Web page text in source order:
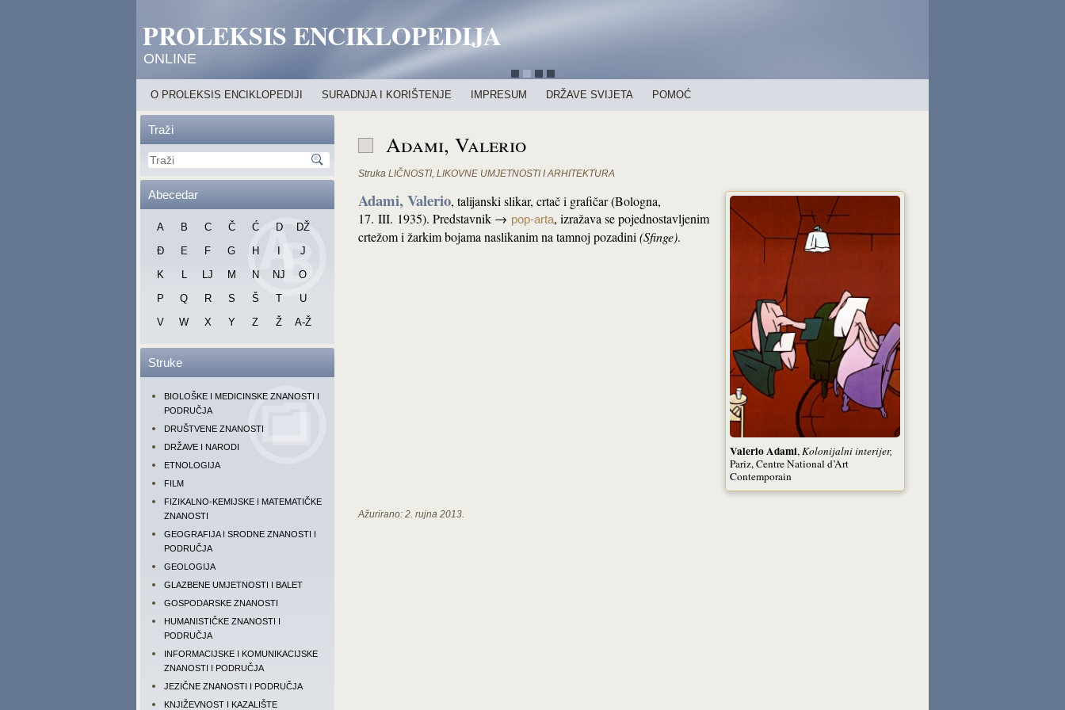
PROLEKSIS ENCIKLOPEDIJA
ONLINE
O PROLEKSIS ENCIKLOPEDIJI SURADNJA I KORIŠTENJE IMPRESUM DRŽAVE SVIJETA POMOĆ
Traži
Abecedar
A B C Č Ć D
DŽ
Đ
E F G H
J
K
L LJ M N NJ
O
P
Q R S Š T
U
V
W X Y Z Ž A-Ž
Struke
BIOLOŠKE I MEDICINSKE ZNANOSTI I
PODRUČJA
DRUŠTVENE ZNANOSTI
DRŽAVE I NARODI
ETNOLOGIJA
FILM
FIZIKALNO-KEMIJSKE I MATEMATIČKE
ZNANOSTI
GEOGRAFIJA I SRODNE ZNANOSTI I
PODRUČJA
GEOLOGIJA
GLAZBENE UMJETNOSTI I BALET
GOSPODARSKE ZNANOSTI
HUMANISTIČKE ZNANOSTI I
PODRUČJA
INFORMACIJSKE I KOMUNIKACIJSKE
ZNANOSTI I PODRUČJA
JEZIČNE ZNANOSTI I PODRUČJA
KNJIŽEVNOST I KAZALIŠTE
Adami, Valerio
Struka LIČNOSTI, LIKOVNE UMJETNOSTI I ARHITEKTURA
Valerio Adami,Kolonijalni interijer,
Pariz, Centre National d’Art
Contemporain
Adami, Valerio, talijanski slikar, crtač i grafičar (Bologna,
17. III. 1935). Predstavnik → pop-arta, izražava se pojednostavljenim
crtežom i žarkim bojama naslikanim na tamnoj pozadini (Sfinge).
Ažurirano: 2. rujna 2013.